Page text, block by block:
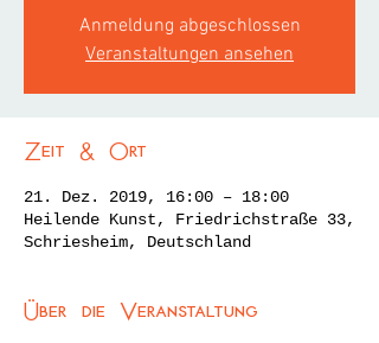
Anmeldung abgeschlossen
Veranstaltungen ansehen
Zeit & Ort
21. Dez. 2019, 16:00 – 18:00
Heilende Kunst, Friedrichstraße 33,
Schriesheim, Deutschland
Über die Veranstaltung